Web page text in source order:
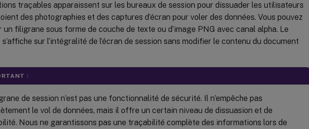
traçables apparaissent sur les bureaux de session pour dissuader les utilisateurs
des photographies et des captures d’écran pour voler des données. Vous pouvez
un filigrane sous forme de couche de texte ou d’image PNG avec canal alpha. Le
sur l’intégralité de l’écran de session sans modifier le contenu du document
:
de session n’est pas une fonctionnalité de sécurité. Il n’empêche pas
le vol de données, mais il offre un certain niveau de dissuasion et de
Nous ne garantissons pas une traçabilité complète des informations lors de